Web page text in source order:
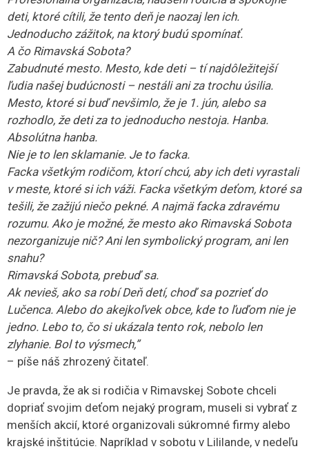
deti, ktoré cítili, že tento deň je naozaj len ich.
Jednoducho zážitok, na ktorý budú spomínať.
A čo Rimavská Sobota?
Zabudnuté mesto. Mesto, kde deti – tí najdôležitejší
ľudia našej budúcnosti – nestáli ani za trochu úsilia.
Mesto, ktoré si buď nevšimlo, že je 1. jún, alebo sa
rozhodlo, že deti za to jednoducho nestoja. Hanba.
Absolútna hanba.
Nie je to len sklamanie. Je to facka.
Facka všetkým rodičom, ktorí chcú, aby ich deti vyrastali
v meste, ktoré si ich váži. Facka všetkým deťom, ktoré sa
tešili, že zažijú niečo pekné. A najmä facka zdravému
rozumu. Ako je možné, že mesto ako Rimavská Sobota
nezorganizuje nič? Ani len symbolický program, ani len
snahu?
Rimavská Sobota, prebuď sa.
Ak nevieš, ako sa robí Deň detí, choď sa pozrieť do
Lučenca. Alebo do akejkoľvek obce, kde to ľuďom nie je
jedno. Lebo to, čo si ukázala tento rok, nebolo len
zlyhanie. Bol to výsmech,”
– píše náš zhrozený čitateľ.
Je pravda, že ak si rodičia v Rimavskej Sobote chceli
dopriať svojim deťom nejaký program, museli si vybrať z
menších akcií, ktoré organizovali súkromné firmy alebo
krajské inštitúcie. Napríklad v sobotu v Lililande, v nedeľu